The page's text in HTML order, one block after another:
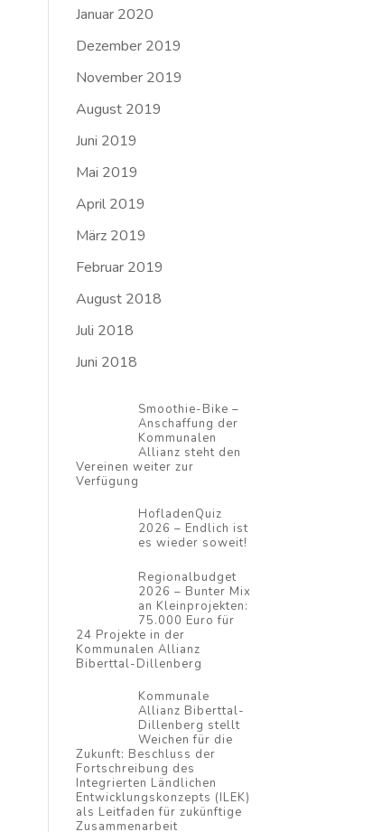
Januar 2020
Dezember 2019
November 2019
August 2019
Juni 2019
Mai 2019
April 2019
März 2019
Februar 2019
August 2018
Juli 2018
Juni 2018
Smoothie-Bike –
Anschaffung der
Kommunalen
Allianz steht den
Vereinen weiter zur
Verfügung
HofladenQuiz
2026 – Endlich ist
es wieder soweit!
Regionalbudget
2026 – Bunter Mix
an Kleinprojekten:
75.000 Euro für
24 Projekte in der
Kommunalen Allianz
Biberttal-Dillenberg
Kommunale
Allianz Biberttal-
Dillenberg stellt
Weichen für die
Zukunft: Beschluss der
Fortschreibung des
Integrierten Ländlichen
Entwicklungskonzepts (ILEK)
als Leitfaden für zukünftige
Zusammenarbeit